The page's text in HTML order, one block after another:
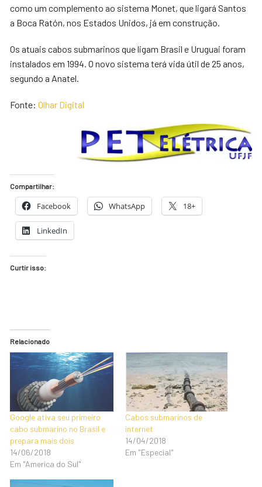
como um complemento ao sistema Monet, que ligará Santos
a Boca Ratón, nos Estados Unidos, já em construção.
Os atuais cabos submarinos que ligam Brasil e Uruguai foram
instalados em 1994. O novo sistema terá vida útil de 25 anos,
segundo a Anatel.
Fonte:Olhar Digital
Compartilhar:
Facebook WhatsApp 18+
LinkedIn
Curtir isso:
Relacionado
Google ativa seu primeiro
cabo submarino no Brasil e
prepara mais dois
14/06/2018
Em "America do Sul"
Cabos submarinos de
internet
14/04/2018
Em "Especial"